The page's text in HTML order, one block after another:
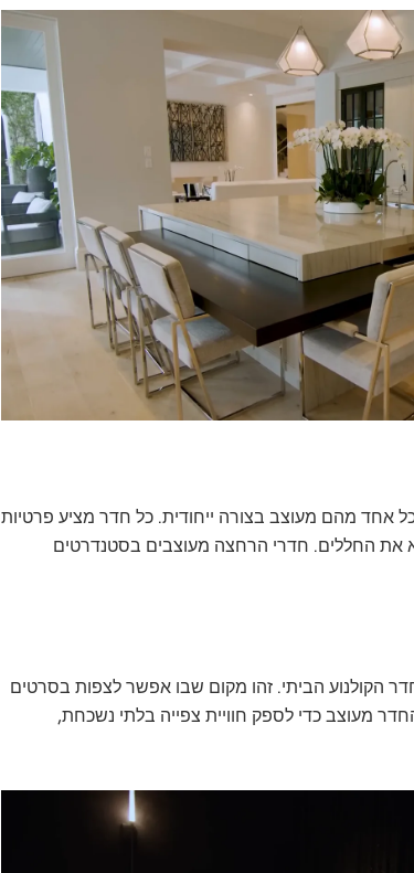
אחד מהם מעוצב בצורה ייחודית. כל חדר מציע פרטיות
את החללים. חדרי הרחצה מעוצבים בסטנדרטים
הקולנוע הביתי. זהו מקום שבו אפשר לצפות בסרטים
מעוצב כדי לספק חוויית צפייה בלתי נשכחת,